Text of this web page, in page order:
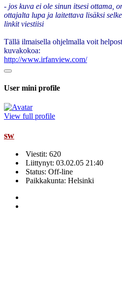
- jos kuva ei ole sinun itsesi ottama,
ottajalta lupa ja laitettava lisäksi
linkit viestiisi
Tällä ilmaisella ohjelmalla voit
kuvakokoa:
http://www.irfanview.com/
User mini profile
View full profile
sw
Viestit: 620
Liittynyt: 03.02.05 21:40
Status: Off-line
Paikkakunta: Helsinki